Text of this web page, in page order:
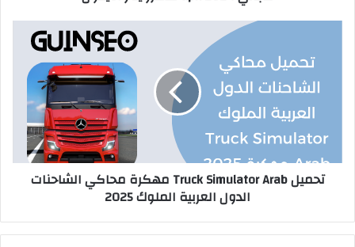
تحميل Truck Simulator Arab مهكرة محاكي الشاحنات
الدول العربية الملوك 2025